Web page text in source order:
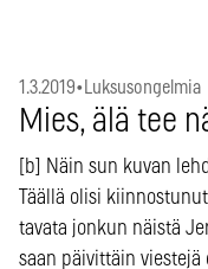
1.3.2019• Luksusongelmia
Mies, älä tee
[b] Näin sun kuvan
Täällä olisi
tavata jonkun näistä
saan päivittäin viestejä